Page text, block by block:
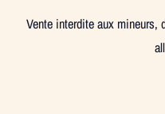
Vente interdite aux mineurs,